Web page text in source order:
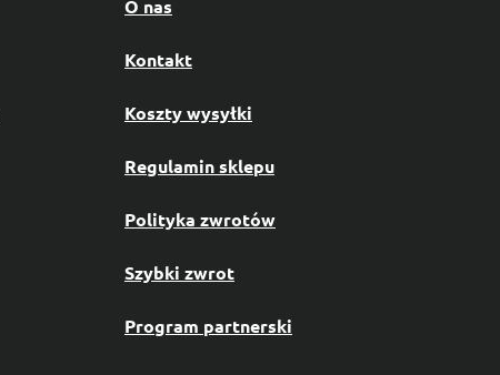
O nas
Kontakt
Koszty wysyłki
Regulamin sklepu
Polityka zwrotów
Szybki zwrot
Program partnerski